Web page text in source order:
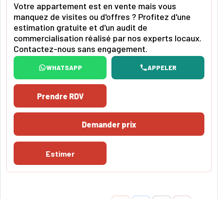
Votre appartement est en vente mais vous
manquez de visites ou d'offres ? Profitez d'une
estimation gratuite et d'un audit de
commercialisation réalisé par nos experts locaux.
Contactez-nous sans engagement.
WHATSAPP APPELER
Prendre RDV
Demander prix
Estimer